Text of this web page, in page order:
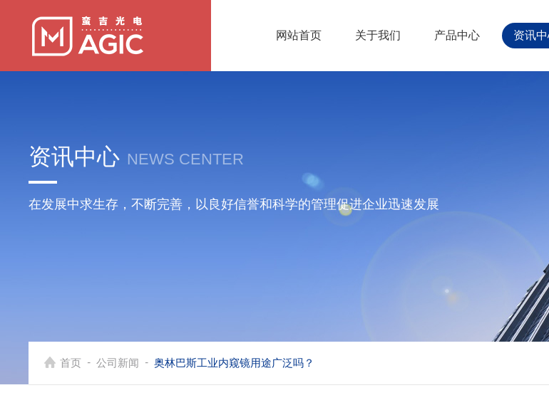
网站首页 关于我们 产品中心 资讯
资讯中心 NEWS CENTER
在发展中求生存，不断完善，以良好信誉和科学的管理促进企业迅速发展
首页 - 公司新闻 - 奥林巴斯工业内窥镜用途广泛吗？